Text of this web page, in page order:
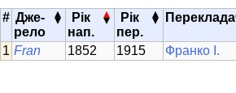
# Дже-
рело
▴
▾
Рік
нап.
▴
▾
Рік
пер.
▴
▾
Fran 1852 1915 Франко І.